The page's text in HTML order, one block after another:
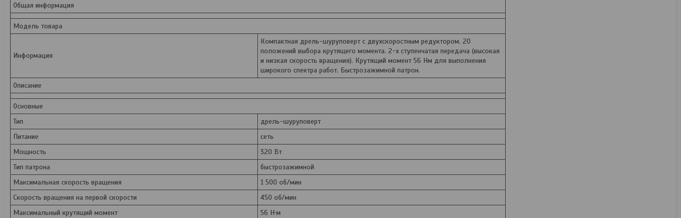
Общая информация
Модель товара
Информация
Компактная дрель-шуруповерт с двухскоростным редуктором. 20
положений выбора крутящего момента. 2-х ступенчатая передача (высокая
и низкая скорость вращения). Крутящий момент 56 Нм для выполнения
широкого спектра работ. Быстрозажимной патрон.
Описание
Основные
Тип
дрель-шуруповерт
Питание
сеть
Мощность
320 Вт
Тип патрона
быстрозажимной
Максимальная скорость вращения
1 500 об/мин
Скорость вращения на первой скорости
450 об/мин
Максимальный крутящий момент
56 Н·м